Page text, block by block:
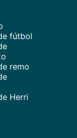
fútbol
remo
Herri